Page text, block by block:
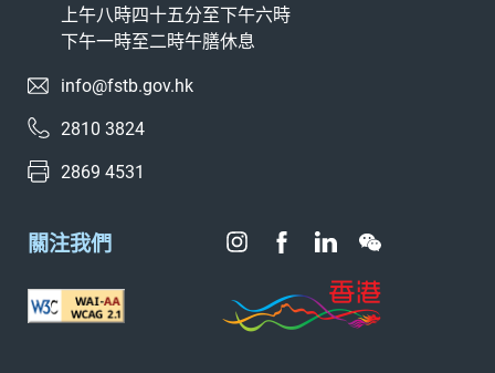
上午八時四十五分至下午六時
下午一時至二時午膳休息
info@fstb.gov.hk
2810 3824
2869 4531
關注我們